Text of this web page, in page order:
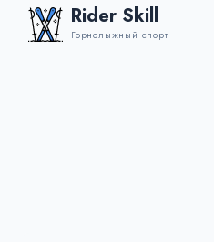
Rider Skill
Горнолыжный спорт